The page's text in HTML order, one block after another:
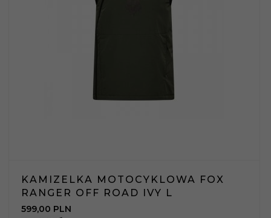
KAMIZELKA MOTOCYKLOWA FOX
RANGER OFF ROAD IVY L
599,00 PLN